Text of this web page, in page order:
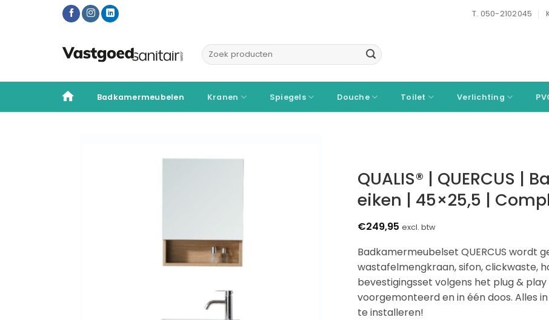
T. 050-2102045
Zoeken
naar:
Badkamermeubelen Kranen Spiegels Douche Toilet Verlichting
QUALIS® | QUERCUS |
eiken | 45×25,5 |
€249,95 excl. btw
Badkamermeubelset QUERCUS wordt
wastafelmengkraan, sifon, clickwaste,
bevestigingsset volgens het plug &
voorgemonteerd en in één doos. Alles
te installeren!